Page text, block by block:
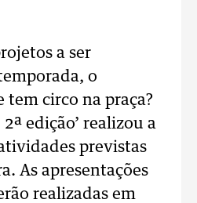
a ser
o
circo na praça?
edição’ realizou a
previstas
As apresentações
realizadas em